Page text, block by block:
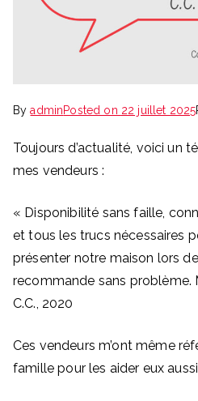
ByadminPosted on 22 juillet 2025
Toujours d’actualité, voici un
mes vendeurs :
« Disponibilité sans faille,
et tous les trucs nécessaires
présenter notre maison lors
recommande sans problème.
C.C., 2020
Ces vendeurs m’ont même
famille pour les aider eux